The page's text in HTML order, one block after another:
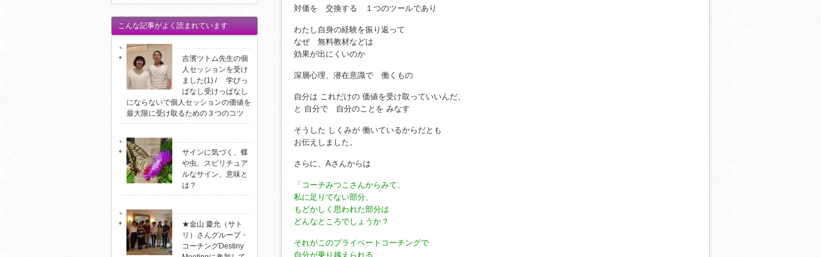
対価を 交換する １つのツールであり
わたし自身の経験を振り返って
なぜ 無料教材などは
効果が出にくいのか
深層心理、潜在意識で 働くもの
自分は これだけの 価値を受け取っていいんだ、
と 自分で 自分のことを みなす
そうした しくみが 働いているからだとも
お伝えしました。
さらに、Aさんからは
「コーチみつこさんからみて、
私に足りてない部分、
もどかしく思われた部分は
どんなところでしょうか？
それがこのプライベートコーチングで
自分が乗り越えられる、
こんな記事がよく読まれています
吉濱ツトム先生の個
人セッションを受け
ました(1) / 学びっ
ぱなし受けっぱなし
にならないで個人セッションの価値を
最大限に受け取るための３つのコツ
サインに気づく、蝶
や虫、スピリチュア
ルなサイン、意味と
は？
★金山 慶允（サト
リ）さんグループ・
コーチングDestiny